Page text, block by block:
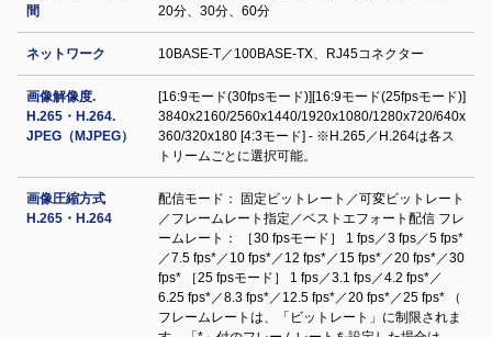
間
20分、30分、60分
ネットワーク 10BASE-T／100BASE-TX、RJ45コネクター
画像解像度.
H.265・H.264.
JPEG（MJPEG）
[16:9モード(30fpsモード)][16:9モード(25fpsモード)]
3840x2160/2560x1440/1920x1080/1280x720/640x
360/320x180 [4:3モード] - ※H.265／H.264は各ス
トリームごとに選択可能。
画像圧縮方式
H.265・H.264
配信モード： 固定ビットレート／可変ビットレート
／フレームレート指定／ベストエフォート配信 フレ
ームレート： ［30 fpsモード］ 1 fps／3 fps／5 fps*
／7.5 fps*／10 fps*／12 fps*／15 fps*／20 fps*／30
fps* ［25 fpsモード］ 1 fps／3.1 fps／4.2 fps*／
6.25 fps*／8.3 fps*／12.5 fps*／20 fps*／25 fps* （
フレームレートは、「ビットレート」に制限されま